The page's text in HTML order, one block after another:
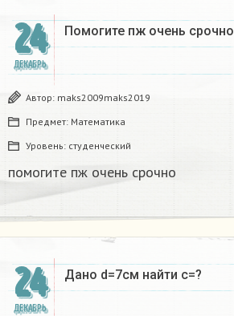
24
ДЕКАБРЬ
Помогите пж очень срочно​
Автор: maks2009maks2019
Предмет: Математика
Уровень: студенческий
помогите пж очень срочно​
24
ДЕКАБРЬ
Дано d=7см найти с=?​